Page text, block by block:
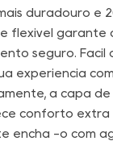
duradouro e
e flexível
seguro. Fácil
experiência
a capa
conforto extra
encha -o com